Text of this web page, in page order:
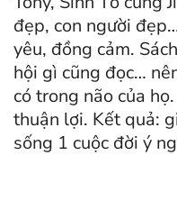
đẹp, con người
yêu, đồng cảm.
hội gì cũng đọc…
có trong não của
thuận lợi. Kết quả:
sống 1 cuộc đời ý